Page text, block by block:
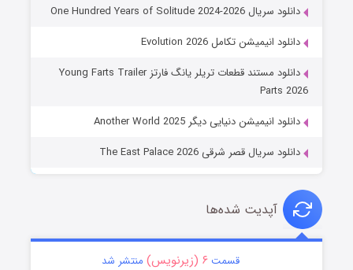
دانلود سریال One Hundred Years of Solitude 2024-2026
دانلود انیمیشن تکامل Evolution 2026
دانلود مستند قطعات تریلر یانگ فارتز Young Farts Trailer
Parts 2026
دانلود انیمیشن دنیایی دیگر Another World 2025
دانلود سریال قصر شرقی The East Palace 2026
آپدیت شده‌ها
قسمت ۶ (زیرنویس) منتشر شد